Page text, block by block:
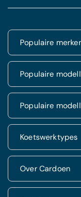
Populaire
Renault
Dacia
Volkswagen
Hyundai
Kia
Mercedes
Opel
Seat
Populaire
Renault Clio
Fiat 500
Hyundai Tucson
Kia Rio
Nissan Qashqai
Renault Captur
Populaire
Hyundai i20
Jeep Renegade
Volkswagen Golf VII
Alfa Romeo
Jeep Compass
Koetswerktypes
SUV & 4x4
Break
Over Cardoen